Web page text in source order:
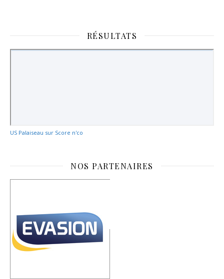
RÉSULTATS
US Palaiseau sur Score n'co
NOS PARTENAIRES